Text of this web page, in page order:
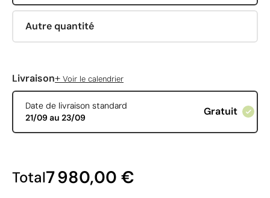
Autre quantité
Livraison+ Voir le calendrier
Date de livraison standard
21/09 au 23/09
Gratuit
Total7 980,00 €